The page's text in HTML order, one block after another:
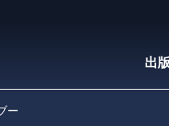
出
ー